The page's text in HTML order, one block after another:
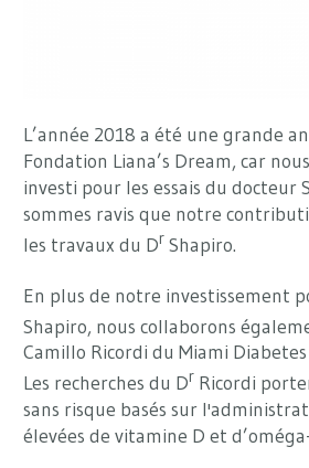
L’année 2018 a été une grande
Fondation Liana’s Dream, car
investi pour les essais du docteur
sommes ravis que notre
les travaux du Dr Shapiro.
En plus de notre investissement
Shapiro, nous collaborons
Camillo Ricordi du Miami
Les recherches du Dr Ricordi
sans risque basés sur
élevées de vitamine D et